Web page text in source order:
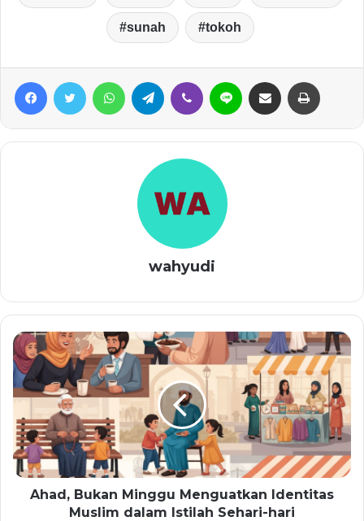
sunah tokoh
Facebook Twitter WhatsApp Telegram Viber Line Share via Email
wahyudi
Ahad, Bukan Minggu Menguatkan Identitas
Muslim dalam Istilah Sehari-hari